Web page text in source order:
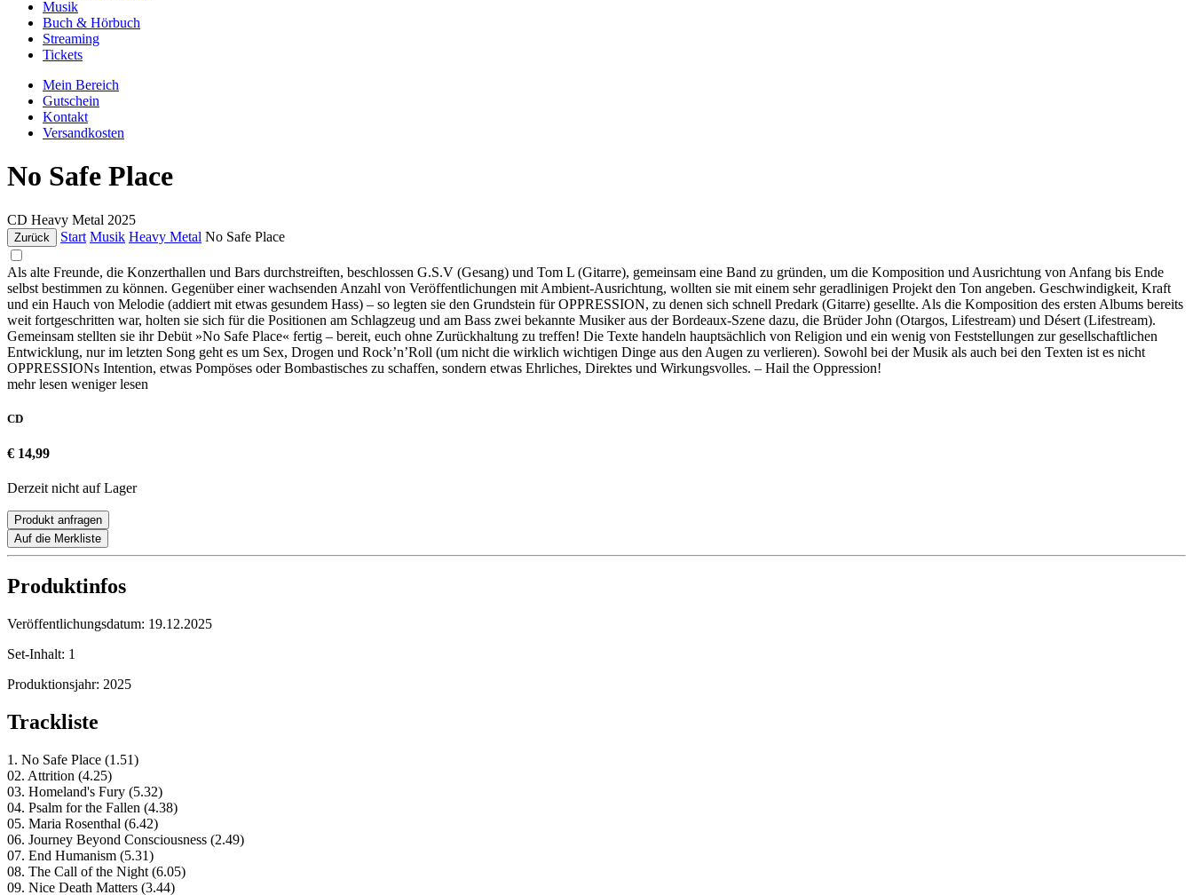
Musik
Buch & Hörbuch
Streaming
Tickets
Mein Bereich
Gutschein
Kontakt
Versandkosten
No Safe Place
CD Heavy Metal 2025
Zurück Start Musik Heavy Metal No Safe Place
Als alte Freunde, die Konzerthallen und Bars durchstreiften, beschlossen G.S.V (Gesang) und Tom L (Gitarre), gemeinsam eine Band zu gründen, um die Komposition und Ausrichtung von Anfang bis Ende
selbst bestimmen zu können. Gegenüber einer wachsenden Anzahl von Veröffentlichungen mit Ambient-Ausrichtung, wollten sie mit einem sehr geradlinigen Projekt den Ton angeben. Geschwindigkeit, Kraft
und ein Hauch von Melodie (addiert mit etwas gesundem Hass) – so legten sie den Grundstein für OPPRESSION, zu denen sich schnell Predark (Gitarre) gesellte. Als die Komposition des ersten Albums bereits
weit fortgeschritten war, holten sie sich für die Positionen am Schlagzeug und am Bass zwei bekannte Musiker aus der Bordeaux-Szene dazu, die Brüder John (Otargos, Lifestream) und Désert (Lifestream).
Gemeinsam stellten sie ihr Debüt »No Safe Place« fertig – bereit, euch ohne Zurückhaltung zu treffen! Die Texte handeln hauptsächlich von Religion und ein wenig von Feststellungen zur gesellschaftlichen
Entwicklung, nur im letzten Song geht es um Sex, Drogen und Rock’n’Roll (um nicht die wirklich wichtigen Dinge aus den Augen zu verlieren). Sowohl bei der Musik als auch bei den Texten ist es nicht
OPPRESSIONs Intention, etwas Pompöses oder Bombastisches zu schaffen, sondern etwas Ehrliches, Direktes und Wirkungsvolles. – Hail the Oppression!
mehr lesen weniger lesen
CD
€ 14,99
Derzeit nicht auf Lager
Produkt anfragen
Auf die Merkliste
Produktinfos
Veröffentlichungsdatum: 19.12.2025
Set-Inhalt: 1
Produktionsjahr: 2025
Trackliste
1. No Safe Place (1.51)
02. Attrition (4.25)
03. Homeland's Fury (5.32)
04. Psalm for the Fallen (4.38)
05. Maria Rosenthal (6.42)
06. Journey Beyond Consciousness (2.49)
07. End Humanism (5.31)
08. The Call of the Night (6.05)
09. Nice Death Matters (3.44)